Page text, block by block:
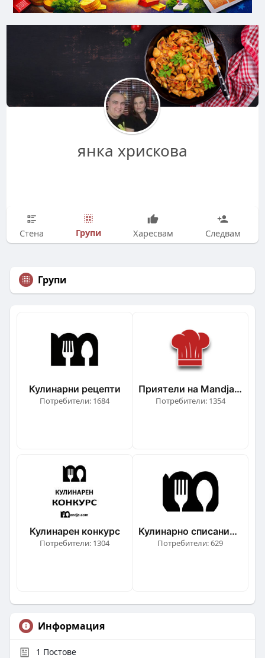
янка хрискова
Стена Групи Харесвам Следвам
Групи
Кулинарни рецепти
Потребители: 1684
Приятели на Mandja.bg
Потребители: 1354
Кулинарен конкурс
Потребители: 1304
Кулинарно списание Mandja
Потребители: 629
Информация
1 Постове